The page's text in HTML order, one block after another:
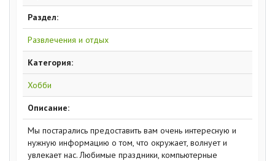
Раздел:
Развлечения и отдых
Категория:
Хобби
Описание:
Мы постарались предоставить вам очень интересную и
нужную информацию о том, что окружает, волнует и
увлекает нас. Любимые праздники, компьютерные